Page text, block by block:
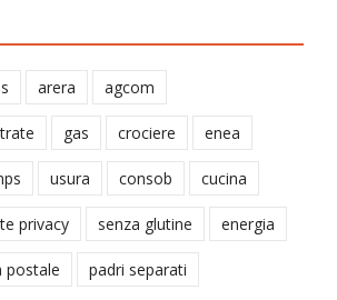
arera agcom
gas crociere enea
usura consob cucina
privacy senza glutine energia
postale padri separati